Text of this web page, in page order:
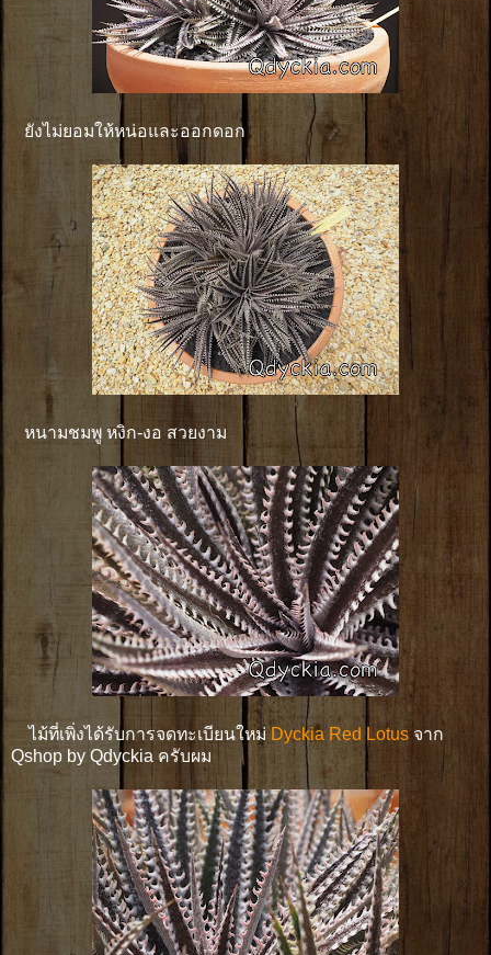
ยังไม่ยอมให้หน่อและออกดอก
หนามชมพู หงิก-งอ สวยงาม
ไม้ที่เพิ่งได้รับการจดทะเบียนใหม่ Dyckia Red Lotus จาก
Qshop by Qdyckia ครับผม